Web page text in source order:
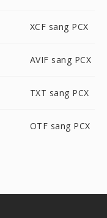
XCF sang PCX
AVIF sang PCX
TXT sang PCX
OTF sang PCX